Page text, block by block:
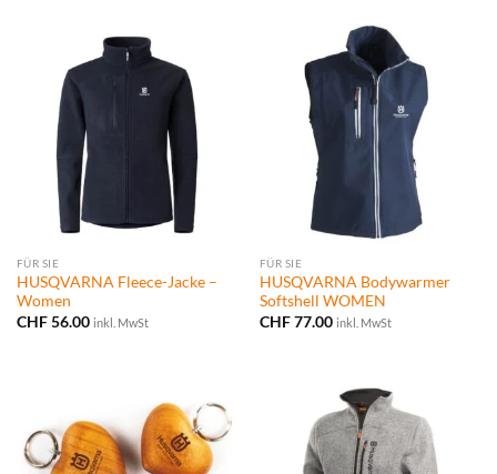
FÜR SIE
HUSQVARNA Fleece-Jacke –
Women
CHF56.00 inkl. MwSt
FÜR SIE
HUSQVARNA Bodywarmer
Softshell WOMEN
CHF77.00 inkl. MwSt